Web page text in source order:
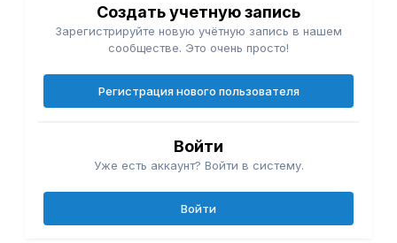
Создать учетную запись
Зарегистрируйте новую учётную запись в нашем
сообществе. Это очень просто!
Регистрация нового пользователя
Войти
Уже есть аккаунт? Войти в систему.
Войти